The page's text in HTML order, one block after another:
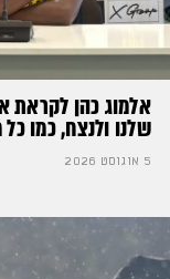
אלמוג כהן לקראת
שלנו ולנצח, כמו
5 אוגוסט 2026